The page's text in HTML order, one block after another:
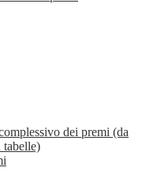
dei premi (da
tabelle)